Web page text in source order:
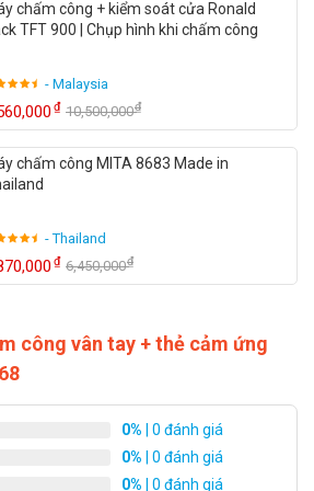
cài đặt chuông báo giờ ra, vào ca
đặt Password bảo vệ máy và hẹn
công để tiết kiệm điện hơn.
Jack 6868sử dụng PIN bộ
tạm thời giúp chúng không mất dữ
máy chấm công
Jack 6868
chấm công Ronald Jack 6868
vân tay – 10.000 thẻ cảm ứng +
chấm công + kiểm soát cửa Ronald
TFT 900 | Chụp hình khi chấm công
- Malaysia
₫ 10,500,000₫
chấm công MITA 8683 Made in
- Thailand
₫ 6,450,000₫
công vân tay + thẻ cảm ứng
0% | 0 đánh giá
0% | 0 đánh giá
0% | 0 đánh giá